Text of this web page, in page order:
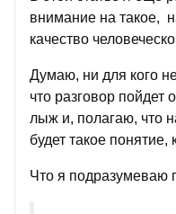
внимание на такое,
качество
Думаю, ни для кого
что разговор пойдет
лыж и, полагаю, что
будет такое
Что я подразумеваю